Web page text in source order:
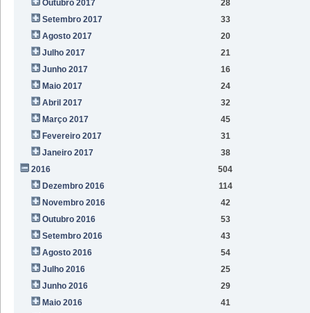
Outubro 2017
28
Setembro 2017
33
Agosto 2017
20
Julho 2017
21
Junho 2017
16
Maio 2017
24
Abril 2017
32
Março 2017
45
Fevereiro 2017
31
Janeiro 2017
38
2016
504
Dezembro 2016
114
Novembro 2016
42
Outubro 2016
53
Setembro 2016
43
Agosto 2016
54
Julho 2016
25
Junho 2016
29
Maio 2016
41